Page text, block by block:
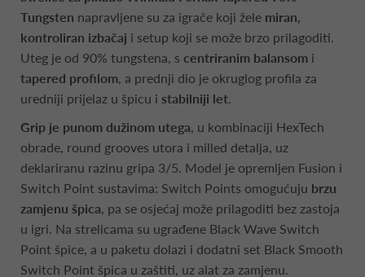
Tungsten napravljene su za igrače koji žele miran,
kontroliran izbačaj i setup koji se može brzo prilagoditi.
Uteg je od 90% tungstena, s centriranim balansom i
tapered profilom, a prednji dio je okruglog profila za
uredniji prijelaz u špicu i stabilniji let.
Grip je punom dužinom utega, u kombinaciji HexTech
obrade, round grooves utora i milled detalja, uz
deklariranu razinu gripa 3/5. Model je opremljen Fusion i
Switch Point sustavima: Switch Points omogućuju brzu
zamjenu špica, pa se osjećaj može prilagoditi bez zastoja
u igri. Na strelicama su ugrađene Black Wave Switch
Point špice, a u paketu dolazi i dodatni set Black Smooth
Switch Point špica u zaštiti, uz alat za zamjenu.